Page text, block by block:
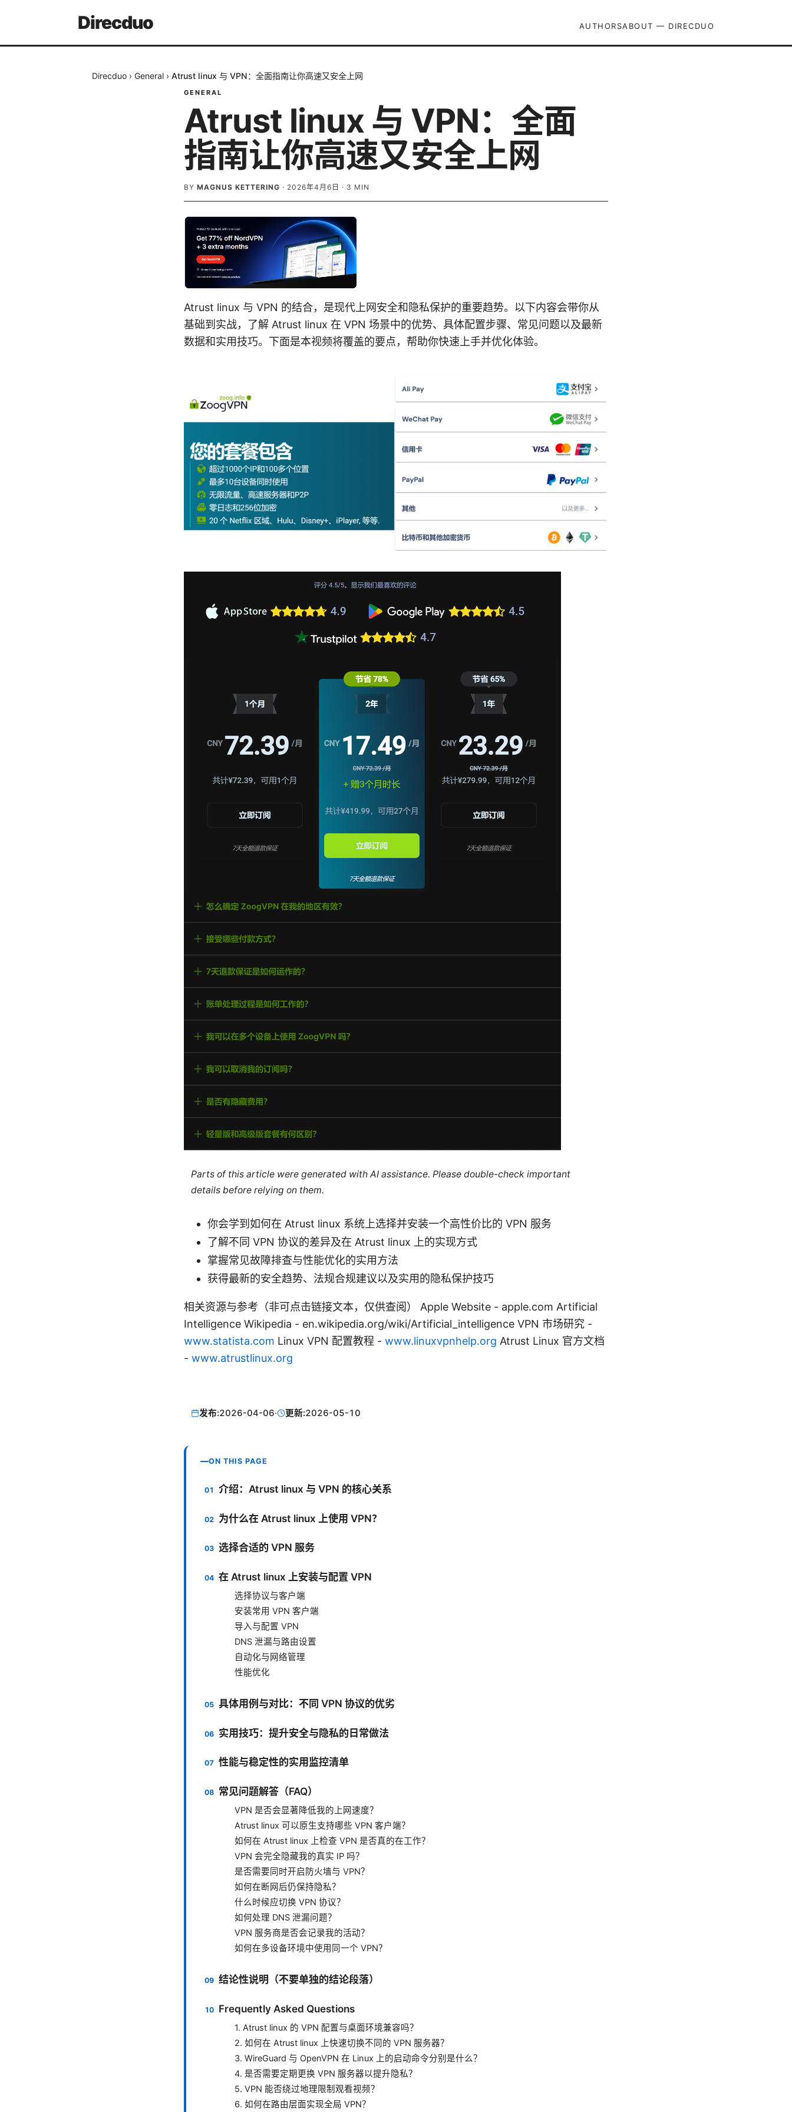
Direcduo AUTHORSABOUT — DIRECDUO
Direcduo › General › Atrust linux 与 VPN：全面指南让你高速又安全上网
GENERAL
Atrust linux 与 VPN：全面
指南让你高速又安全上网
BY MAGNUS KETTERING · 2026年4月6日 · 3 MIN
Atrust linux 与 VPN 的结合，是现代上网安全和隐私保护的重要趋势。以下内容会带你从
基础到实战，了解 Atrust linux 在 VPN 场景中的优势、具体配置步骤、常见问题以及最新
数据和实用技巧。下面是本视频将覆盖的要点，帮助你快速上手并优化体验。
Parts of this article were generated with AI assistance. Please double-check important
details before relying on them.
你会学到如何在 Atrust linux 系统上选择并安装一个高性价比的 VPN 服务
了解不同 VPN 协议的差异及在 Atrust linux 上的实现方式
掌握常见故障排查与性能优化的实用方法
获得最新的安全趋势、法规合规建议以及实用的隐私保护技巧
相关资源与参考（非可点击链接文本，仅供查阅） Apple Website - apple.com Artificial
Intelligence Wikipedia - en.wikipedia.org/wiki/Artificial_intelligence VPN 市场研究 -
www.statista.com Linux VPN 配置教程 - www.linuxvpnhelp.org Atrust Linux 官方文档
- www.atrustlinux.org
发布:2026-04-06· 更新:2026-05-10
ON THIS PAGE
介绍：Atrust linux 与 VPN 的核心关系
为什么在 Atrust linux 上使用 VPN？
选择合适的 VPN 服务
在 Atrust linux 上安装与配置 VPN
选择协议与客户端
安装常用 VPN 客户端
导入与配置 VPN
DNS 泄漏与路由设置
自动化与网络管理
性能优化
具体用例与对比：不同 VPN 协议的优劣
实用技巧：提升安全与隐私的日常做法
性能与稳定性的实用监控清单
常见问题解答（FAQ）
VPN 是否会显著降低我的上网速度？
Atrust linux 可以原生支持哪些 VPN 客户端？
如何在 Atrust linux 上检查 VPN 是否真的在工作？
VPN 会完全隐藏我的真实 IP 吗？
是否需要同时开启防火墙与 VPN？
如何在断网后仍保持隐私？
什么时候应切换 VPN 协议？
如何处理 DNS 泄漏问题？
VPN 服务商是否会记录我的活动？
如何在多设备环境中使用同一个 VPN？
结论性说明（不要单独的结论段落）
Frequently Asked Questions
1. Atrust linux 的 VPN 配置与桌面环境兼容吗？
2. 如何在 Atrust linux 上快速切换不同的 VPN 服务器？
3. WireGuard 与 OpenVPN 在 Linux 上的启动命令分别是什么？
4. 是否需要定期更换 VPN 服务器以提升隐私？
5. VPN 能否绕过地理限制观看视频？
6. 如何在路由层面实现全局 VPN？